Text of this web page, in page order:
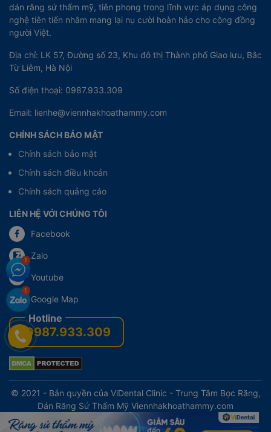
dán răng sứ thẩm mỹ, tiên phong trong lĩnh vực áp dụng công
nghệ tiên tiến nhằm mang lại nụ cười hoàn hảo cho cộng đồng
người Việt.
Địa chỉ: LK 57, Đường số 23, Khu đô thị Thành phố Giao lưu, Bắc
Từ Liêm, Hà Nội
Số điện thoại: 0987.933.309
Email: lienhe@viennhakhoathammy.com
CHÍNH SÁCH BẢO MẬT
Chính sách bảo mật
Chính sách điều khoản
Chính sách quảng cáo
LIÊN HỆ VỚI CHÚNG TÔI
Facebook
Zalo
Youtube
Google Map
0987.933.309
© 2021 - Bản quyền của ViDental Clinic - Trung Tâm Bọc Răng,
Dán Răng Sứ Thẩm Mỹ Viennhakhoathammy.com